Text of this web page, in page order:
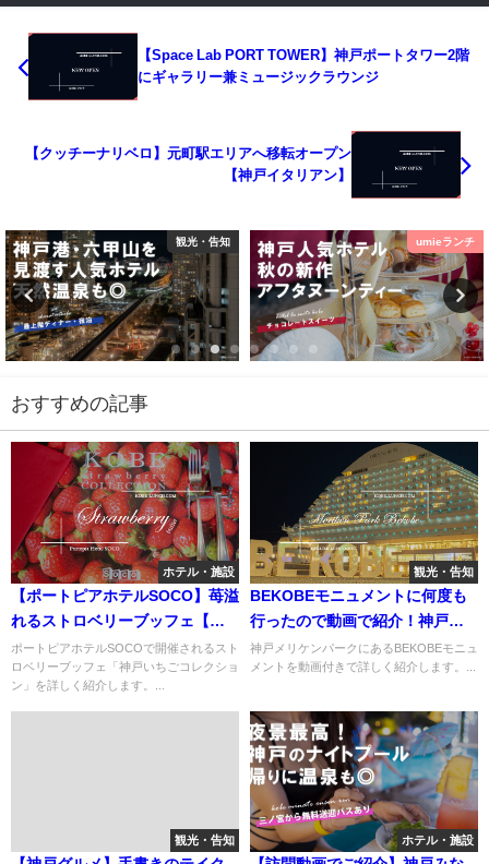
【Space Lab PORT TOWER】神戸ポートタワー2階
にギャラリー兼ミュージックラウンジ
【クッチーナリベロ】元町駅エリアへ移転オープン
【神戸イタリアン】
観光・告知 umieランチ
おすすめの記事
ホテル・施設
【ポートピアホテルSOCO】苺溢
れるストロベリーブッフェ【神
戸いちごコレクション】
ポートピアホテルSOCOで開催されるスト
ロベリーブッフェ「神戸いちごコレクショ
ン」を詳しく紹介します。...
観光・告知
BEKOBEモニュメントに何度も
行ったので動画で紹介！神戸メ
リケンパークの人気観光地
神戸メリケンパークにあるBEKOBEモニュ
メントを動画付きで詳しく紹介します。...
観光・告知 ホテル・施設